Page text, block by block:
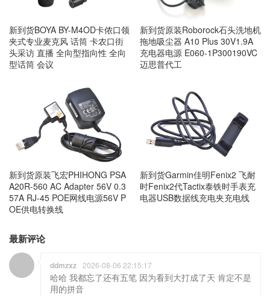
新到货BOYA BY-M4OD卡侬口领
夹式专业麦克风 话筒 卡农口街
头采访 直播 全向型指向性 全向
型话筒 会议
新到货原装Roborock石头洗地机
拖地吸尘器 A10 Plus 30V1.9A
充电器电源 E060-1P300190VC
迈思普代工
新到货原装飞宏PHIHONG PSA
A20R-560 AC Adapter 56V 0.3
57A RJ-45 POE网线电源56V P
OE供电转换线
新到货Garmin佳明Fenix2 飞耐
时Fenix2代Tactix泰铁时手表充
电器USB数据线充电夹充电线
最新评论
ddmzxz 2026-08-06 22:15:17
哈哈 我都忘了还有五笔 因为看到大打成了天 肯定不是
用的拼音